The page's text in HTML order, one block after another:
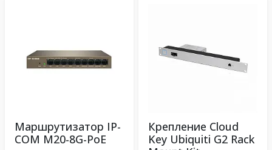
Маршрутизатор IP-
COM M20-8G-PoE
Крепление Cloud
Key Ubiquiti G2 Rack